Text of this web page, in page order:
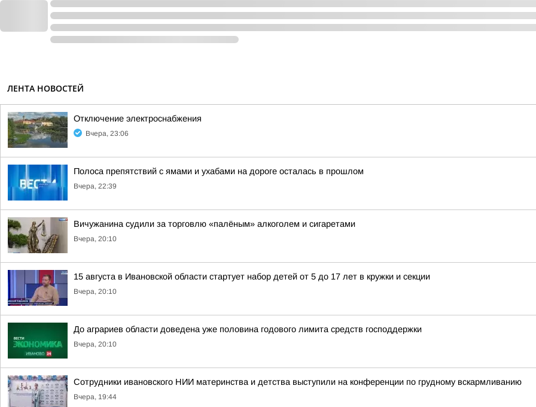
ЛЕНТА НОВОСТЕЙ
Отключение электроснабжения
Вчера, 23:06
Полоса препятствий с ямами и ухабами на дороге осталась в прошлом
Вчера, 22:39
Вичужанина судили за торговлю «палёным» алкоголем и сигаретами
Вчера, 20:10
15 августа в Ивановской области стартует набор детей от 5 до 17 лет в кружки и секции
Вчера, 20:10
До аграриев области доведена уже половина годового лимита средств господдержки
Вчера, 20:10
Сотрудники ивановского НИИ материнства и детства выступили на конференции по грудному вскармливанию
Вчера, 19:44